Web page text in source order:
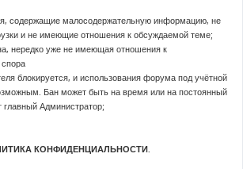
содержащие малосодержательную информацию, не
и не имеющие отношения к обсуждаемой теме;
нередко уже не имеющая отношения к
блокируется, и использования форума под учётной
Бан может быть на время или на постоянный
Администратор;
КОНФИДЕНЦИАЛЬНОСТИ.